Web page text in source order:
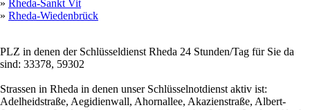
» Rheda-Sankt Vit
» Rheda-Wiedenbrück
PLZ in denen der Schlüsseldienst Rheda 24 Stunden/Tag für Sie da
sind: 33378, 59302
Strassen in Rheda in denen unser Schlüsselnotdienst aktiv ist:
Adelheidstraße, Aegidienwall, Ahornallee, Akazienstraße, Albert-